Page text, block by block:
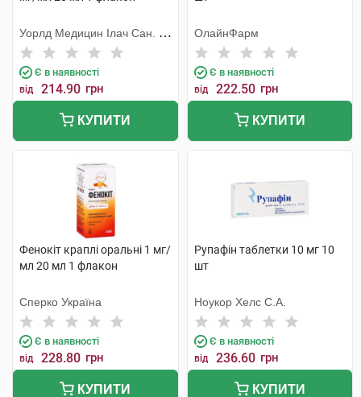
Уорлд Медицин Ілач Сан. Ве
Тідж
Є в наявності
від 214.90 грн
КУПИТИ
ОлайнФарм
Є в наявності
від 222.50 грн
КУПИТИ
Фенокіт краплі оральні 1 мг/
мл 20 мл 1 флакон
Сперко Україна
Є в наявності
від 228.80 грн
КУПИТИ
Рупафін таблетки 10 мг 10
шт
Ноукор Хелс С.А.
Є в наявності
від 236.60 грн
КУПИТИ